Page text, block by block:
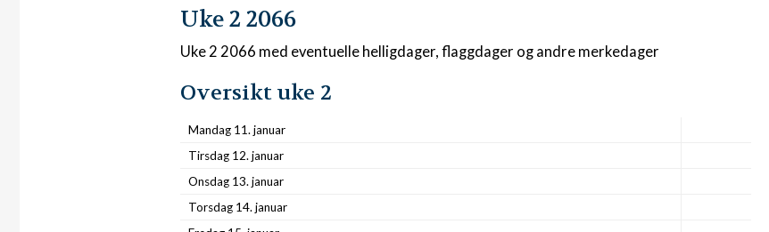
Uke 2 2066
Uke 2 2066 med eventuelle helligdager, flaggdager og andre merkedager
Oversikt uke 2
Mandag 11. januar
Tirsdag 12. januar
Onsdag 13. januar
Torsdag 14. januar